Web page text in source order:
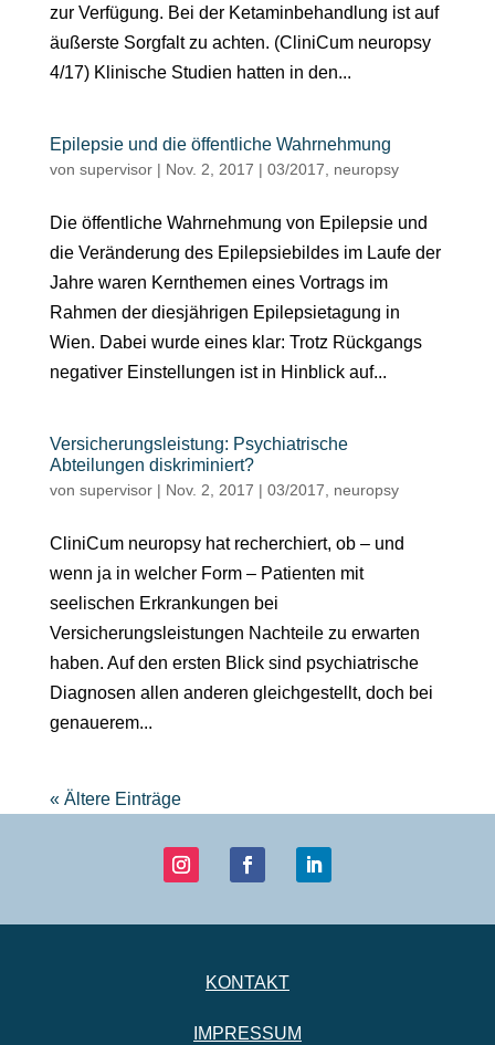
zur Verfügung. Bei der Ketaminbehandlung ist auf
äußerste Sorgfalt zu achten. (CliniCum neuropsy
4/17) Klinische Studien hatten in den...
Epilepsie und die öffentliche Wahrnehmung
von supervisor| Nov. 2, 2017 | 03/2017 neuropsy
Die öffentliche Wahrnehmung von Epilepsie und
die Veränderung des Epilepsiebildes im Laufe der
Jahre waren Kernthemen eines Vortrags im
Rahmen der diesjährigen Epilepsietagung in
Wien. Dabei wurde eines klar: Trotz Rückgangs
negativer Einstellungen ist in Hinblick auf...
Versicherungsleistung: Psychiatrische
Abteilungen diskriminiert?
von supervisor| Nov. 2, 2017 | 03/2017 neuropsy
CliniCum neuropsy hat recherchiert, ob – und
wenn ja in welcher Form – Patienten mit
seelischen Erkrankungen bei
Versicherungsleistungen Nachteile zu erwarten
haben. Auf den ersten Blick sind psychiatrische
Diagnosen allen anderen gleichgestellt, doch bei
genauerem...
« Ältere Einträge
KONTAKT
IMPRESSUM